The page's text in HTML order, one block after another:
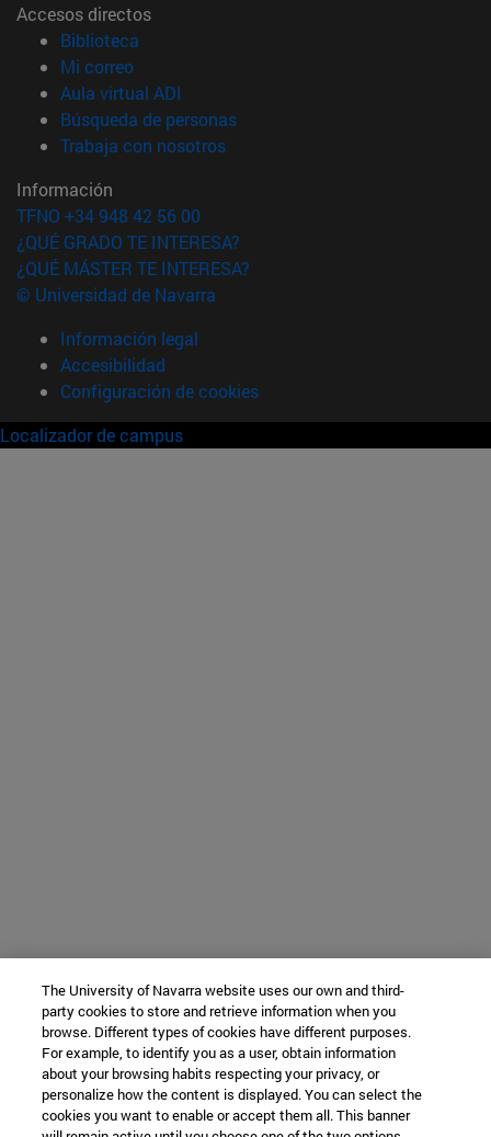
Accesos directos
Biblioteca
Mi correo(abre en nueva ventana)
Aula virtual ADI
Búsqueda de personas(abre en nueva ventana)
Trabaja con nosotros(abre en nueva ventana)
Información
TFNO +34 948 42 56 00
¿QUÉ GRADO TE INTERESA?
¿QUÉ MÁSTER TE INTERESA?
© Universidad de Navarra
Información legal
Accesibilidad
Configuración de cookies
Localizador de campus
The University of Navarra website uses our own and third-
party cookies to store and retrieve information when you
browse. Different types of cookies have different purposes.
For example, to identify you as a user, obtain information
about your browsing habits respecting your privacy, or
personalize how the content is displayed. You can select the
cookies you want to enable or accept them all. This banner